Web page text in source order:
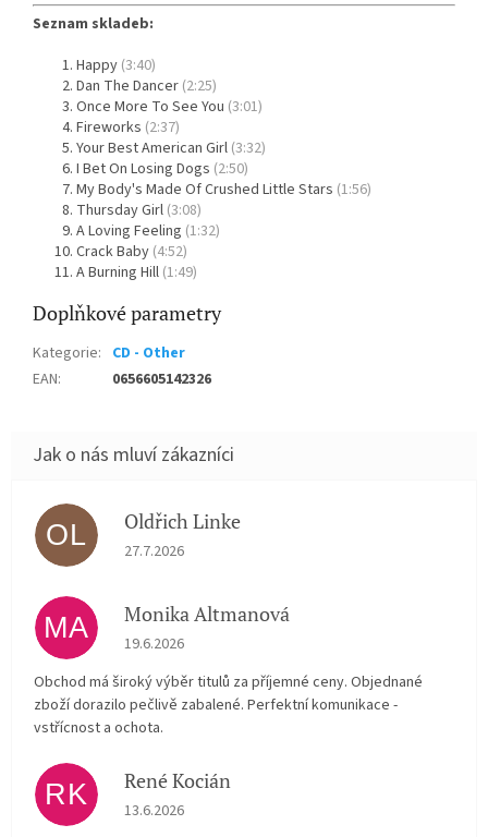
Seznam skladeb:
Happy (3:40)
Dan The Dancer (2:25)
Once More To See You (3:01)
Fireworks (2:37)
Your Best American Girl (3:32)
I Bet On Losing Dogs (2:50)
My Body's Made Of Crushed Little Stars (1:56)
Thursday Girl (3:08)
A Loving Feeling (1:32)
Crack Baby (4:52)
A Burning Hill (1:49)
Doplňkové parametry
Kategorie: CD - Other
EAN: 0656605142326
OL Oldřich Linke
Hodnocení obchodu je 5 z 5 hvězdiček.
27.7.2026
MA Monika Altmanová
Hodnocení obchodu je 5 z 5 hvězdiček.
19.6.2026
Obchod má široký výběr titulů za příjemné ceny. Objednané
zboží dorazilo pečlivě zabalené. Perfektní komunikace -
vstřícnost a ochota.
RK René Kocián
Hodnocení obchodu je 5 z 5 hvězdiček.
13.6.2026